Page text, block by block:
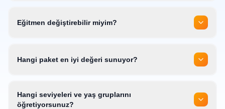
Eğitmen değiştirebilir miyim?
Hangi paket en iyi değeri sunuyor?
Hangi seviyeleri ve yaş gruplarını
öğretiyorsunuz?